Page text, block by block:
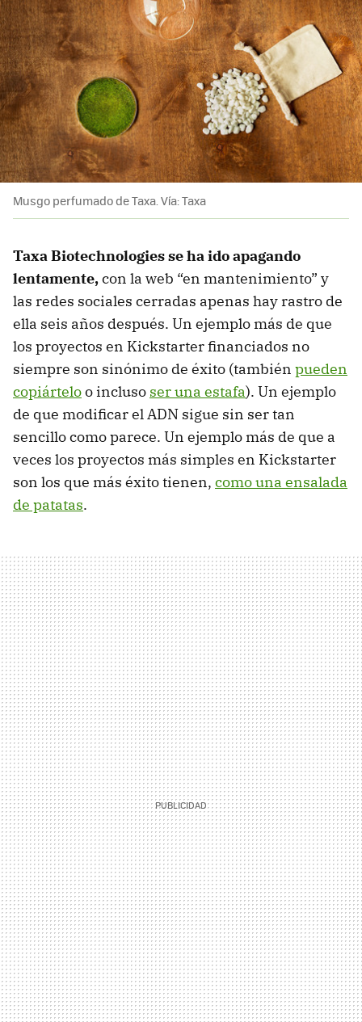
Musgo perfumado de Taxa. Vía: Taxa
Taxa Biotechnologies se ha ido apagando
lentamente,con la web “en mantenimiento” y
las redes sociales cerradas apenas hay rastro de
ella seis años después. Un ejemplo más de que
los proyectos en Kickstarter financiados no
siempre son sinónimo de éxito (también pueden
copiárteloo incluso ser una estafa). Un ejemplo
de que modificar el ADN sigue sin ser tan
sencillo como parece. Un ejemplo más de que a
veces los proyectos más simples en Kickstarter
son los que más éxito tienen, como una ensalada
de patatas.